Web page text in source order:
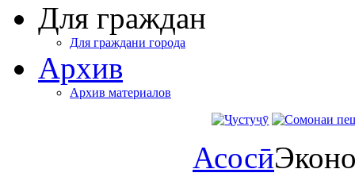
Для граждан
Для граждани города
Архив
Архив материалов
Асосӣ